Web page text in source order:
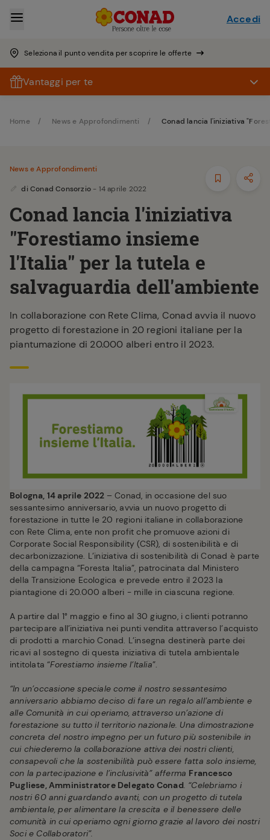
Seleziona il punto vendita per scoprire le offerte
Accedi
Vantaggi per te
Home News e Approfondimenti Conad lancia l'iniziativa
News e Approfondimenti
diConad Consorzio - 14 aprile 2022
Conad lancia l'iniziativa
"Forestiamo insieme
l'Italia" per la tutela e
salvaguardia dell'ambiente
In collaborazione con Rete Clima, Conad avvia il nuovo
progetto di forestazione in 20 regioni italiane per la
piantumazione di 20.000 alberi entro il 2023.
Bologna, 14 aprile 2022 – Conad, in occasione del suo
sessantesimo anniversario, avvia un nuovo progetto di
forestazione in tutte le 20 regioni italiane in collaborazione
con Rete Clima, ente non profit che promuove azioni di
Corporate Social Responsibility (CSR), di sostenibilità e di
decarbonizzazione. L’iniziativa di sostenibilità di Conad è parte
della campagna “Foresta Italia”, patrocinata dal Ministero
della Transizione Ecologica e prevede entro il 2023 la
piantagione di 20.000 alberi - mille in ciascuna regione.
A partire dal 1° maggio e fino al 30 giugno, i clienti potranno
partecipare all’iniziativa nei punti vendita attraverso l’acquisto
di prodotti a marchio Conad. L’insegna destinerà parte dei
ricavi al sostegno di questa iniziativa di tutela ambientale
intitolata “Forestiamo insieme l’Italia”.
“In un’occasione speciale come il nostro sessantesimo
anniversario abbiamo deciso di fare un regalo all’ambiente e
alle Comunità in cui operiamo, attraverso un’azione di
forestazione su tutto il territorio nazionale. Una dimostrazione
concreta del nostro impegno per un futuro più sostenibile in
cui chiederemo la collaborazione attiva dei nostri clienti,
consapevoli che la sostenibilità può essere fatta solo insieme,
con la partecipazione e l’inclusività” afferma Francesco
Pugliese, Amministratore Delegato Conad. “Celebriamo i
nostri 60 anni guardando avanti, con un progetto di tutela
ambientale, per alimentare la crescita e il benessere delle
comunità in cui operiamo ogni giorno grazie al lavoro dei nostri
Soci e Collaboratori”.